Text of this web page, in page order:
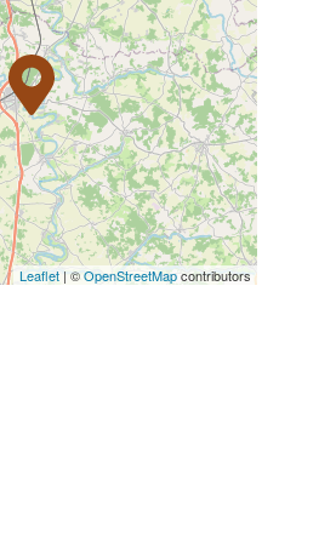
Leaflet| ©OpenStreetMapcontributors